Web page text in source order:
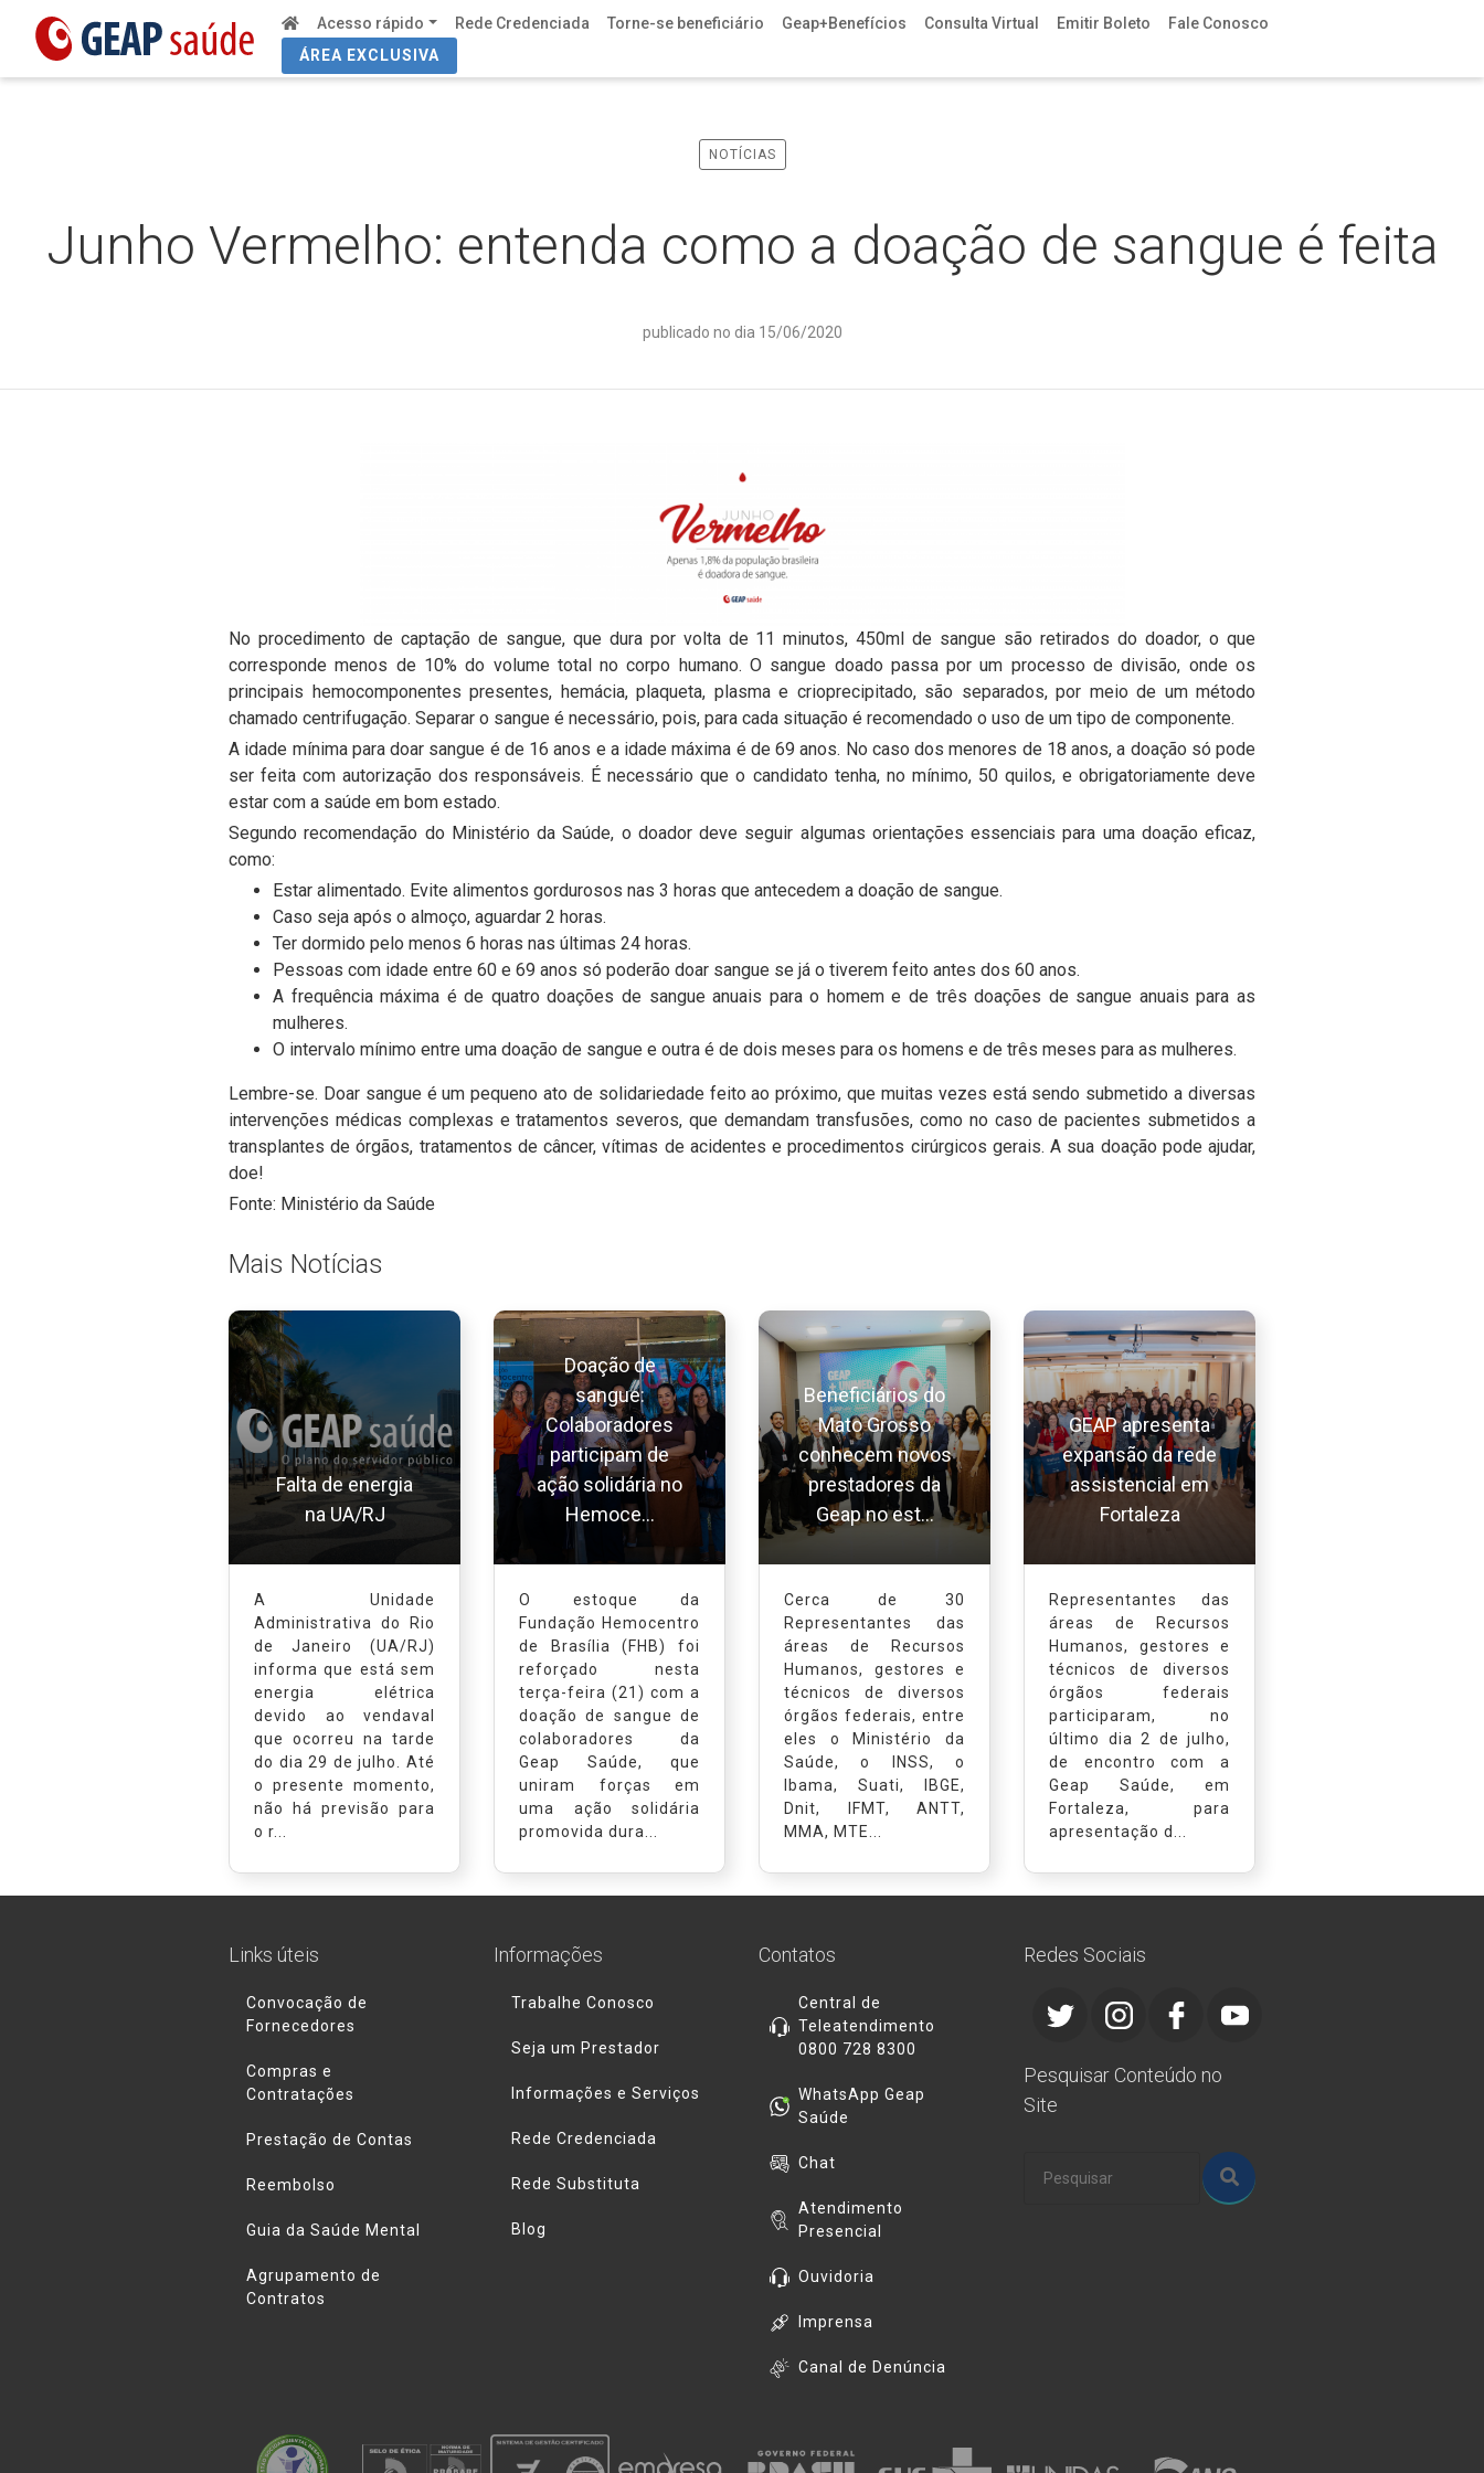
Acesso rápido Rede Credenciada Torne-se beneficiário Geap+Benefícios Consulta Virtual Emitir Boleto
Fale Conosco
ÁREA EXCLUSIVA
NOTÍCIAS
Junho Vermelho: entenda como a doação de sangue é feita
publicado no dia 15/06/2020
No procedimento de captação de sangue, que dura por volta de 11 minutos, 450ml de sangue são retirados do doador, o que
corresponde menos de 10% do volume total no corpo humano. O sangue doado passa por um processo de divisão, onde os
principais hemocomponentes presentes, hemácia, plaqueta, plasma e crioprecipitado, são separados, por meio de um método
chamado centrifugação. Separar o sangue é necessário, pois, para cada situação é recomendado o uso de um tipo de componente.
A idade mínima para doar sangue é de 16 anos e a idade máxima é de 69 anos. No caso dos menores de 18 anos, a doação só pode
ser feita com autorização dos responsáveis. É necessário que o candidato tenha, no mínimo, 50 quilos, e obrigatoriamente deve
estar com a saúde em bom estado.
Segundo recomendação do Ministério da Saúde, o doador deve seguir algumas orientações essenciais para uma doação eficaz,
como:
Estar alimentado. Evite alimentos gordurosos nas 3 horas que antecedem a doação de sangue.
Caso seja após o almoço, aguardar 2 horas.
Ter dormido pelo menos 6 horas nas últimas 24 horas.
Pessoas com idade entre 60 e 69 anos só poderão doar sangue se já o tiverem feito antes dos 60 anos.
A frequência máxima é de quatro doações de sangue anuais para o homem e de três doações de sangue anuais para as
mulheres.
O intervalo mínimo entre uma doação de sangue e outra é de dois meses para os homens e de três meses para as mulheres.
Lembre-se. Doar sangue é um pequeno ato de solidariedade feito ao próximo, que muitas vezes está sendo submetido a diversas
intervenções médicas complexas e tratamentos severos, que demandam transfusões, como no caso de pacientes submetidos a
transplantes de órgãos, tratamentos de câncer, vítimas de acidentes e procedimentos cirúrgicos gerais. A sua doação pode ajudar,
doe!
Fonte: Ministério da Saúde
Mais Notícias
Falta de energia
na UA/RJ
A Unidade
Administrativa do Rio
de Janeiro (UA/RJ)
informa que está sem
energia elétrica
devido ao vendaval
que ocorreu na tarde
do dia 29 de julho. Até
o presente momento,
não há previsão para
o r...
Doação de
sangue:
Colaboradores
participam de
ação solidária no
Hemoce...
O estoque da
Fundação Hemocentro
de Brasília (FHB) foi
reforçado nesta
terça-feira (21) com a
doação de sangue de
colaboradores da
Geap Saúde, que
uniram forças em
uma ação solidária
promovida dura...
Beneficiários do
Mato Grosso
conhecem novos
prestadores da
Geap no est...
Cerca de 30
Representantes das
áreas de Recursos
Humanos, gestores e
técnicos de diversos
órgãos federais, entre
eles o Ministério da
Saúde, o INSS, o
Ibama, Suati, IBGE,
Dnit, IFMT, ANTT,
MMA, MTE...
GEAP apresenta
expansão da rede
assistencial em
Fortaleza
Representantes das
áreas de Recursos
Humanos, gestores e
técnicos de diversos
órgãos federais
participaram, no
último dia 2 de julho,
de encontro com a
Geap Saúde, em
Fortaleza, para
apresentação d...
Links úteis
Convocação de
Fornecedores
Compras e
Contratações
Prestação de Contas
Reembolso
Guia da Saúde Mental
Agrupamento de
Contratos
Informações
Trabalhe Conosco
Seja um Prestador
Informações e Serviços
Rede Credenciada
Rede Substituta
Blog
Contatos
Central de
Teleatendimento
0800 728 8300
WhatsApp Geap
Saúde
Chat
Atendimento
Presencial
Ouvidoria
Imprensa
Canal de Denúncia
Redes Sociais
Pesquisar Conteúdo no
Site